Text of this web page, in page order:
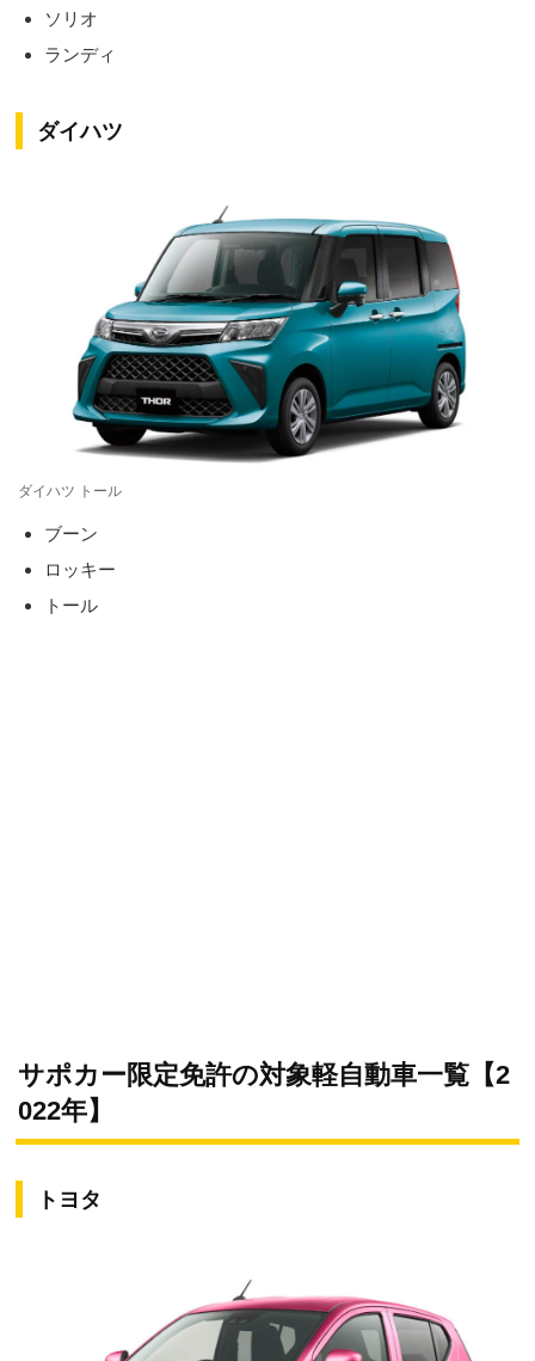
ソリオ
ランディ
ダイハツ
ダイハツ トール
ブーン
ロッキー
トール
サポカー限定免許の対象軽自動車一覧【2
022年】
トヨタ